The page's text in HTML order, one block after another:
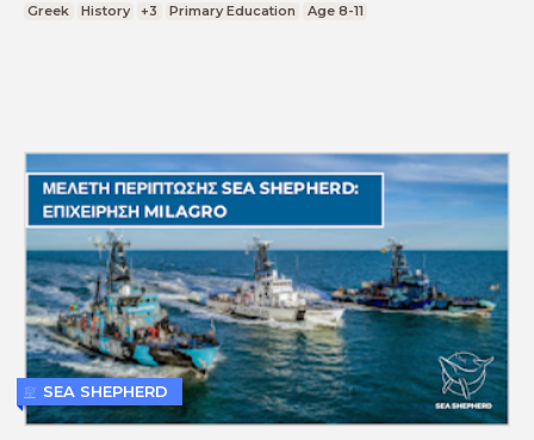
Greek History +3 Primary Education Age 8-11
SEA SHEPHERD